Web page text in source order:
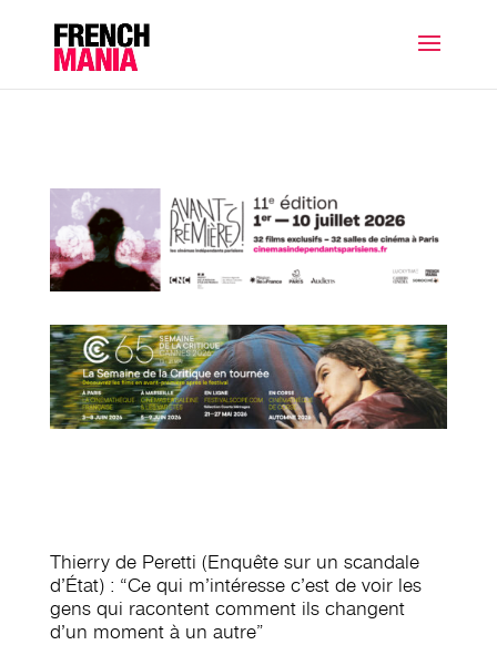
Thierry de Peretti (Enquête sur un scandale
d’État) : “Ce qui m’intéresse c’est de voir les
gens qui racontent comment ils changent
d’un moment à un autre”